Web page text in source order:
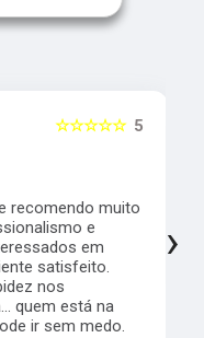
5
☆☆☆☆☆
recomendo muito
e
em
satisfeito.
nos
quem está na
ir sem medo.
›